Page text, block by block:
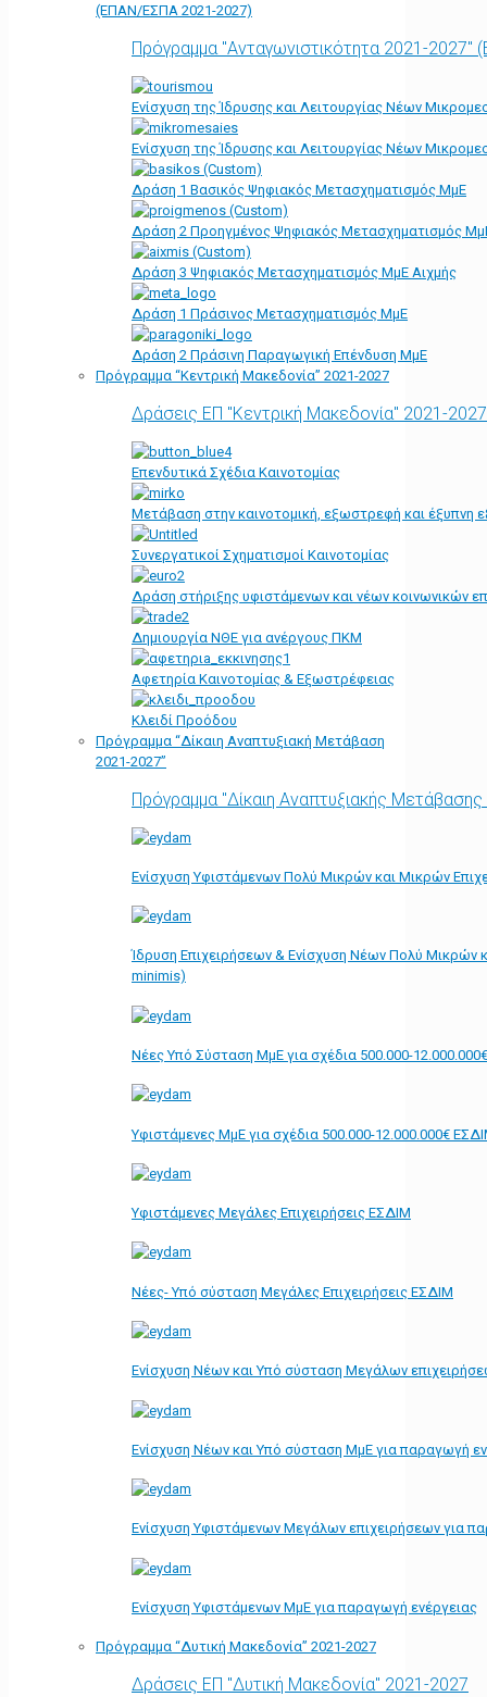
(ΕΠΑΝ/ΕΣΠΑ 2021-2027)
Πρόγραμμα "Ανταγωνιστικότητα 2021-
Ενίσχυση της Ίδρυσης και Λειτουργίας Νέων
Ενίσχυση της Ίδρυσης και Λειτουργίας Νέων
Δράση 1 Βασικός Ψηφιακός Μετασχηματισμός ΜμΕ
Δράση 2 Προηγμένος Ψηφιακός Μετασχηματισμός
Δράση 3 Ψηφιακός Μετασχηματισμός ΜμΕ Αιχμής
Δράση 1 Πράσινος Μετασχηματισμός ΜμΕ
Δράση 2 Πράσινη Παραγωγική Επένδυση ΜμΕ
Πρόγραμμα “Κεντρική Μακεδονία” 2021-2027
Δράσεις ΕΠ "Κεντρική Μακεδονία" 2021-2027
Επενδυτικά Σχέδια Καινοτομίας
Μετάβαση στην καινοτομική, εξωστρεφή και έξυπνη
Συνεργατικοί Σχηματισμοί Καινοτομίας
Δράση στήριξης υφιστάμενων και νέων κοινωνικών
Δημιουργία ΝΘΕ για ανέργους ΠΚΜ
Αφετηρία Kαινοτομίας & Εξωστρέφειας
Κλειδί Προόδου
Πρόγραμμα “Δίκαιη Αναπτυξιακή Μετάβαση
2021-2027”
Πρόγραμμα "Δίκαιη Αναπτυξιακής
Ενίσχυση Υφιστάμενων Πολύ Μικρών και Μικρών
Ίδρυση Επιχειρήσεων & Ενίσχυση Νέων Πολύ Μικρών
minimis)
Νέες Υπό Σύσταση ΜμΕ για σχέδια 500.000-
Υφιστάμενες ΜμΕ για σχέδια 500.000-12.000.000€
Υφιστάμενες Μεγάλες Επιχειρήσεις ΕΣΔΙΜ
Νέες- Υπό σύσταση Μεγάλες Επιχειρήσεις ΕΣΔΙΜ
Ενίσχυση Νέων και Υπό σύσταση Μεγάλων
Ενίσχυση Νέων και Υπό σύσταση ΜμΕ για παραγωγή
Ενίσχυση Υφιστάμενων Μεγάλων επιχειρήσεων για
Ενίσχυση Υφιστάμενων ΜμΕ για παραγωγή ενέργειας
Πρόγραμμα “Δυτική Μακεδονία” 2021-2027
Δράσεις ΕΠ "Δυτική Μακεδονία" 2021-2027